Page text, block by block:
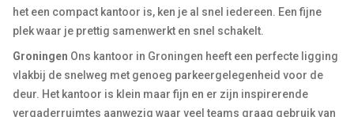
het een compact kantoor is, ken je al snel iedereen. Een fijne
plek waar je prettig samenwerkt en snel schakelt.
Groningen Ons kantoor in Groningen heeft een perfecte ligging
vlakbij de snelweg met genoeg parkeergelegenheid voor de
deur. Het kantoor is klein maar fijn en er zijn inspirerende
vergaderruimtes aanwezig waar veel teams graag gebruik van